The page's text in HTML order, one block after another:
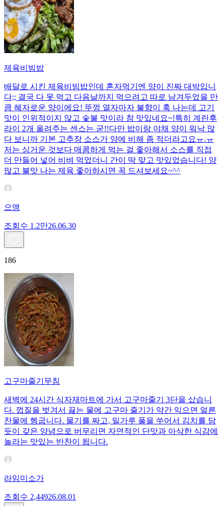
제육비빔밥
배달로 시킨 제육비빔밥인데 혼자먹기엔 양이 진짜 대박입니
다;; 결국 다 못 먹고 다음날까지 먹으려고 따로 남겨두었을 만
큼 혜자로운 양이에요! 뚜껑 열자마자 불향이 훅 나는데 고기
맛이 인위적이지 않고 숯불 맛이라 참 맛있네요~!특히 계란후
라이 2개 올려주는 센스는 굳!! ​다만 밥이랑 야채 양이 워낙 많
다 보니까 기본 고추장 소스가 양에 비해 좀 적더라고요ㅠ.ㅠ
저는 싱거운 것보다 매콤하게 먹는 걸 좋아해서 소스를 직접
더 만들어 넣어 비벼 먹었더니 간이 딱 맞고 맛있었습니다! 양
많고 불맛 나는 제육 좋아하시면 꼭 드셔보세요~^^
으앵
조회수 1.2만26.06.30
186
고구마줄기무침
새벽에 24시간 식자재마트에 가서 고구마줄기 3단을 샀습니
다. 껍질을 벗겨서 끓는 물에 고구마 줄기가 약간 익으면 얼른
찬물에 헹굽니다. 물기를 짜고, 밀가루 풀을 쑤어서 김치를 담
듯이 갖은 양념으로 버무리면 자연적인 단맛과 아삭한 식감에
놀라는 맛있는 반찬이 됩니다.
라임미소가
조회수 2,44926.08.01